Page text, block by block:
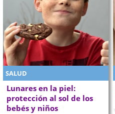
SALUD
Lunares en la piel:
protección al sol de los
bebés y niños